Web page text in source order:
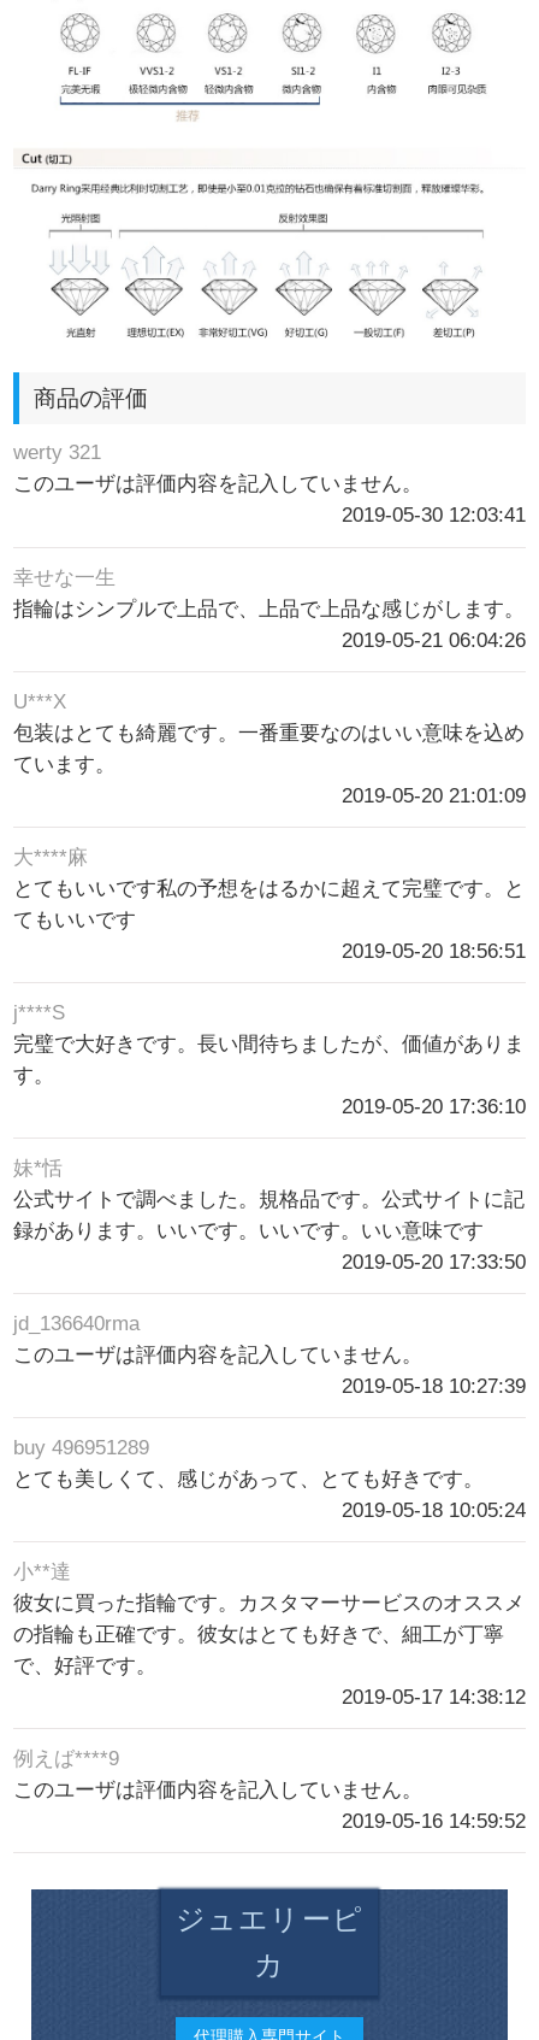
商品の評価
werty 321
このユーザは評価内容を記入していません。
2019-05-30 12:03:41
幸せな一生
指輪はシンプルで上品で、上品で上品な感じがします。
2019-05-21 06:04:26
U***X
包装はとても綺麗です。一番重要なのはいい意味を込め
ています。
2019-05-20 21:01:09
大****麻
とてもいいです私の予想をはるかに超えて完璧です。と
てもいいです
2019-05-20 18:56:51
j****S
完璧で大好きです。長い間待ちましたが、価値がありま
す。
2019-05-20 17:36:10
妹*恬
公式サイトで調べました。規格品です。公式サイトに記
録があります。いいです。いいです。いい意味です
2019-05-20 17:33:50
jd_136640rma
このユーザは評価内容を記入していません。
2019-05-18 10:27:39
buy 496951289
とても美しくて、感じがあって、とても好きです。
2019-05-18 10:05:24
小**達
彼女に買った指輪です。カスタマーサービスのオススメ
の指輪も正確です。彼女はとても好きで、細工が丁寧
で、好評です。
2019-05-17 14:38:12
例えば****9
このユーザは評価内容を記入していません。
2019-05-16 14:59:52
ジュエリーピ
カ
代理購入専門サイト